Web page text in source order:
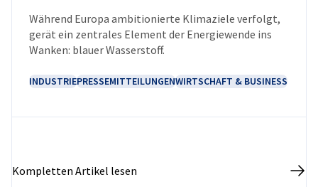
NEUIGKEITEN
Während Europa ambitionierte Klimaziele verfolgt,
gerät ein zentrales Element der Energiewende ins
Wanken: blauer Wasserstoff.
INDUSTRIEPRESSEMITTEILUNGENWIRTSCHAFT & BUSINESS
Kompletten Artikel lesen